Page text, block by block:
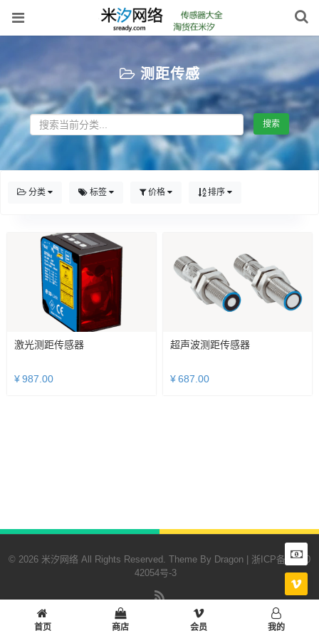
测距传感
搜索
分类 标签 价格 排序
激光测距传感器
¥987.00
超声波测距传感器
¥687.00
© 2026 米汐网络 All Rights Reserved. Theme By Dragon
浙ICP备20200
42054号-3
首页 商店 会员 我的